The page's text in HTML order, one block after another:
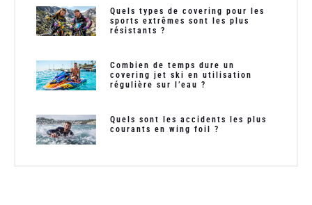
Quels types de covering pour les
sports extrêmes sont les plus
résistants ?
Combien de temps dure un
covering jet ski en utilisation
régulière sur l’eau ?
Quels sont les accidents les plus
courants en wing foil ?